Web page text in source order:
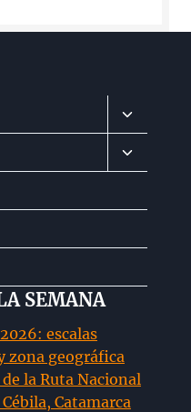
Alternar
menú
hijo
Alternar
menú
SEMANA
escalas
zona geográfica
la Ruta Nacional
Catamarca